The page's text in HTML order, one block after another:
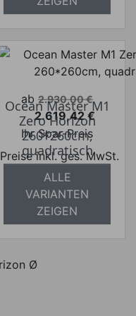
Verkaufspreis
ab 2.930,00 €
Preis
2.619,42 €
Ihr Spar-Preis
Preise inkl. ges. MwSt.
absolut
versandkostenfrei
Ocean Master M1
Zero Horizon
260*260cm,
quadratisch
ALLE
VARIANTEN
ZEIGEN